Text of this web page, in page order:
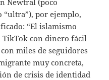
“ultra”), por ejemplo,
“El islamismo
TikTok con dinero fácil
miles de seguidores
muy concreta,
de crisis de identidad